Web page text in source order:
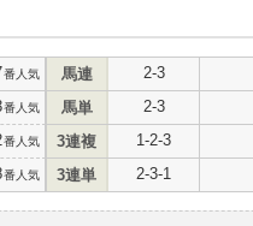
番人気
番人気
番人気
番人気
馬連 2-3
馬単 2-3
3連複 1-2-3
3連単 2-3-1